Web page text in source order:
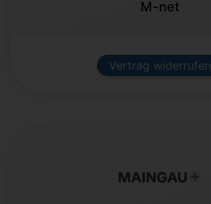
M-net
Vertrag widerrufen